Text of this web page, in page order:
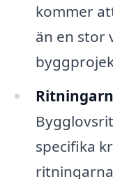
kommer
än en stor
specifika